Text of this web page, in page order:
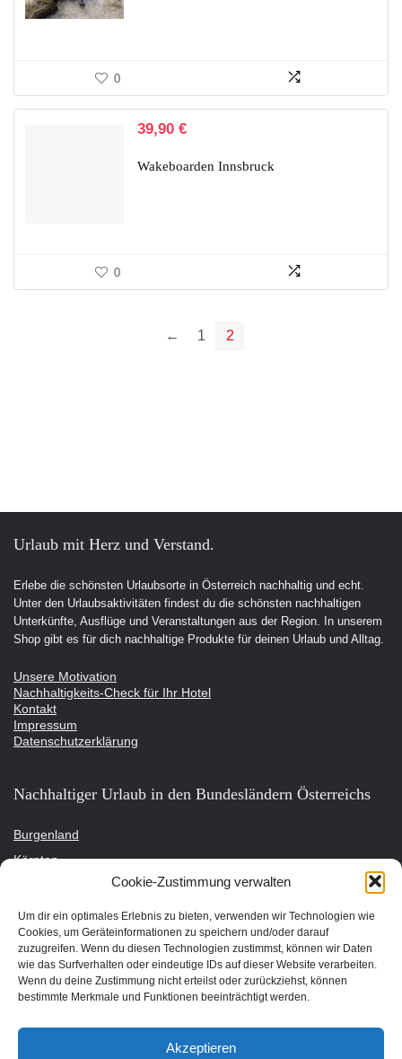
Cookie-Zustimmung verwalten
Um dir ein optimales Erlebnis zu bieten, verwenden wir Technologien wie
Cookies, um Geräteinformationen zu speichern und/oder darauf
zuzugreifen. Wenn du diesen Technologien zustimmst, können wir Daten
wie das Surfverhalten oder eindeutige IDs auf dieser Website verarbeiten.
Wenn du deine Zustimmung nicht erteilst oder zurückziehst, können
bestimmte Merkmale und Funktionen beeinträchtigt werden.
Akzeptieren
0
39,90 €
Wakeboarden Innsbruck
0
← 1 2
Urlaub mit Herz und Verstand.
Erlebe die schönsten Urlaubsorte in Österreich nachhaltig und echt.
Unter den Urlaubsaktivitäten findest du die schönsten nachhaltigen
Unterkünfte, Ausflüge und Veranstaltungen aus der Region. In unserem
Shop gibt es für dich nachhaltige Produkte für deinen Urlaub und Alltag.
Unsere Motivation
Nachhaltigkeits-Check für Ihr Hotel
Kontakt
Impressum
Datenschutzerklärung
Nachhaltiger Urlaub in den Bundesländern Österreichs
Burgenland
Kärnten
Oberösterreich
Salzburg
Steiermark
Tirol
Wien